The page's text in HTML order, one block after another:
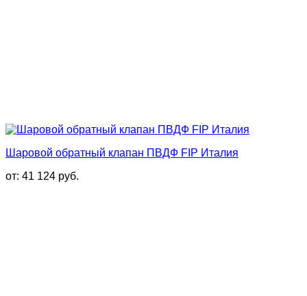
Шаровой обратный клапан ПВДФ FIP Италия
от: 41 124 руб.